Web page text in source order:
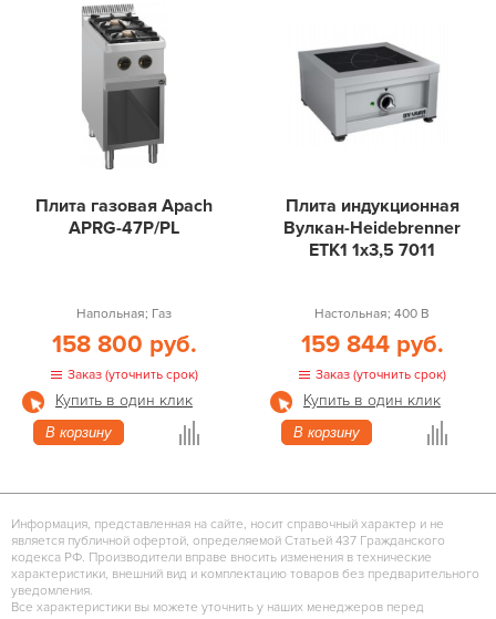
Плита газовая Apach
APRG-47P/PL
Напольная; Газ
158 800 руб.
Заказ (уточнить срок)
Купить в один клик
В корзину
Плита индукционная
Вулкан-Heidebrenner
ETK1 1х3,5 7011
Настольная; 400 В
159 844 руб.
Заказ (уточнить срок)
Купить в один клик
В корзину
Информация, представленная на сайте, носит справочный характер и не
является публичной офертой, определяемой Статьей 437 Гражданского
кодекса РФ. Производители вправе вносить изменения в технические
характеристики, внешний вид и комплектацию товаров без предварительного
уведомления.
Все характеристики вы можете уточнить у наших менеджеров перед